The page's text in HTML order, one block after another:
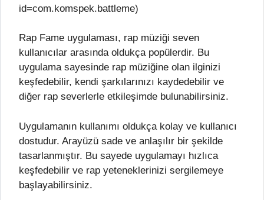
id=com.komspek.battleme)
Rap Fame uygulaması, rap müziği seven
kullanıcılar arasında oldukça popülerdir. Bu
uygulama sayesinde rap müziğine olan ilginizi
keşfedebilir, kendi şarkılarınızı kaydedebilir ve
diğer rap severlerle etkileşimde bulunabilirsiniz.
Uygulamanın kullanımı oldukça kolay ve kullanıcı
dostudur. Arayüzü sade ve anlaşılır bir şekilde
tasarlanmıştır. Bu sayede uygulamayı hızlıca
keşfedebilir ve rap yeteneklerinizi sergilemeye
başlayabilirsiniz.